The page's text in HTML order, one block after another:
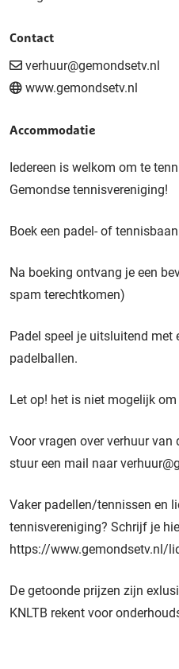
Contact
verhuur@gemondsetv.nl
www.gemondsetv.nl
Accommodatie
Iedereen is welkom om te
Gemondse tennisvereniging!
Boek een padel- of
Na boeking ontvang je een
spam terechtkomen)
Padel speel je uitsluitend met
padelballen.
Let op! het is niet mogelijk
Voor vragen over verhuur
stuur een mail naar
Vaker padellen/tennissen en
tennisvereniging? Schrijf je
https://www.gemondsetv.nl/
De getoonde prijzen zijn
KNLTB rekent voor